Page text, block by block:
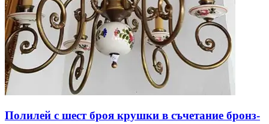
Полилей с шест броя крушки в съчетание бронз-